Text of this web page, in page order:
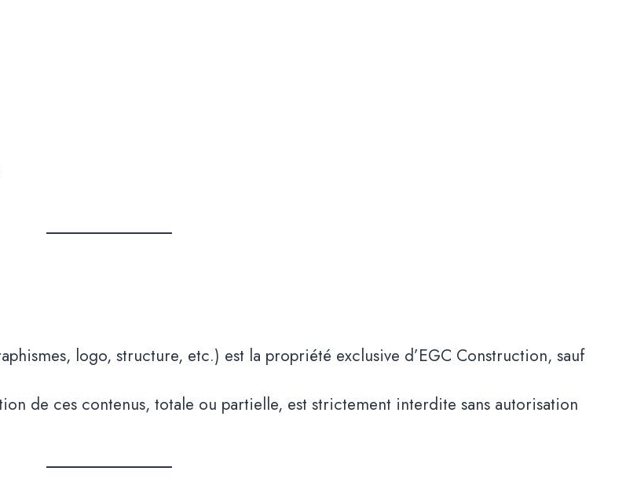
logo, structure, etc.) est la propriété exclusive d’EGC Construction, sauf
de ces contenus, totale ou partielle, est strictement interdite sans autorisation